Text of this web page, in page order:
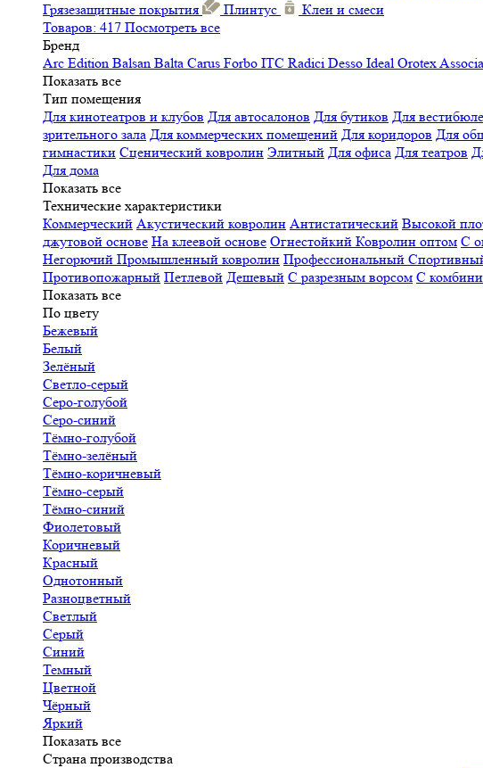
Грязезащитные покрытия
Плинтус
Клеи и смеси
Товаров: 417 Посмотреть все
Бренд
Arc Edition Balsan Balta Carus Forbo ITC Radici Desso Ideal Orotex
Показать все
Тип помещения
Для кинотеатров и клубов Для автосалонов Для бутиков Для
зрительного зала Для коммерческих помещений Для коридоров Для
гимнастики Сценический ковролин Элитный Для офиса Для театров
Для дома
Показать все
Технические характеристики
Коммерческий Акустический ковролин Антистатический Высокой
джутовой основе На клеевой основе Огнестойкий Ковролин оптом С
Негорючий Промышленный ковролин Профессиональный
Противопожарный Петлевой Дешевый С разрезным ворсом С
Показать все
По цвету
Бежевый
Белый
Зелёный
Светло-серый
Серо-голубой
Серо-синий
Тёмно-голубой
Тёмно-зелёный
Тёмно-коричневый
Тёмно-серый
Тёмно-синий
Фиолетовый
Коричневый
Красный
Однотонный
Разноцветный
Светлый
Серый
Синий
Темный
Цветной
Чёрный
Яркий
Показать все
Страна производства